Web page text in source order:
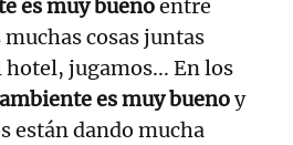
es muy buenoentre
cosas juntas
jugamos... En los
es muy buenoy
están dando mucha